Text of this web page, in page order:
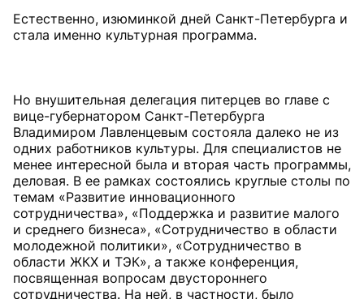
Естественно, изюминкой дней Санкт-Петербурга и
стала именно культурная программа.
Но внушительная делегация питерцев во главе с
вице-губернатором Санкт-Петербурга
Владимиром Лавленцевым состояла далеко не из
одних работников культуры. Для специалистов не
менее интересной была и вторая часть программы,
деловая. В ее рамках состоялись круглые столы по
темам «Развитие инновационного
сотрудничества», «Поддержка и развитие малого
и среднего бизнеса», «Сотрудничество в области
молодежной политики», «Сотрудничество в
области ЖКХ и ТЭК», а также конференция,
посвященная вопросам двустороннего
сотрудничества. На ней, в частности, было